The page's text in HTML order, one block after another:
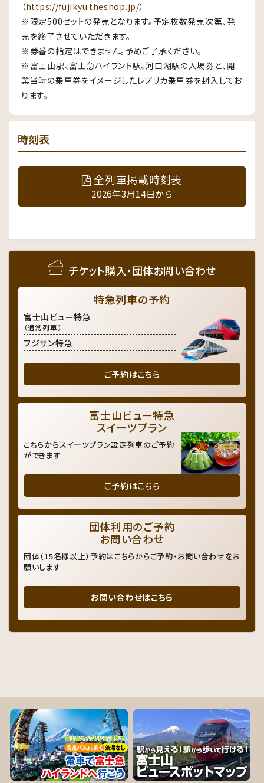
（https://fujikyu.theshop.jp/）
※限定500セットの発売となります。予定枚数発売次第、発
売を終了させていただきます。
※券番の指定はできません。予めご了承ください。
※富士山駅、富士急ハイランド駅、河口湖駅の入場券と、開
業当時の乗車券をイメージしたレプリカ乗車券を封入してお
ります。
時刻表
全列車掲載時刻表
2026年3月14日から
チケット購入・団体お問い合わせ
特急列車の予約
富士山ビュー特急
（通常列車）
フジサン特急
ご予約はこちら
富士山ビュー特急
スイーツプラン
こちらからスイーツプラン設定列車のご予約
ができます
ご予約はこちら
団体利用のご予約
お問い合わせ
団体（15名様以上）予約はこちらからご予約・お問い合わせをお
願いします
お問い合わせはこちら